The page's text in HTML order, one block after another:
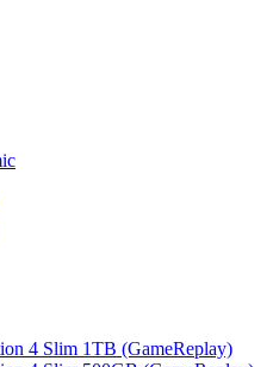
4 Slim 1TB (GameReplay)